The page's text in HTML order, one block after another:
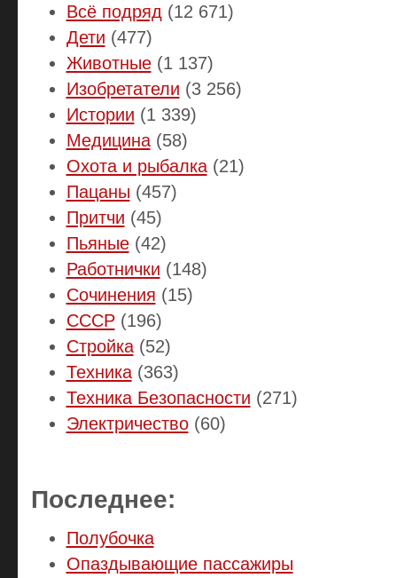
Всё подряд (12 671)
Дети (477)
Животные(1 137)
Изобретатели (3 256)
Истории (1 339)
Медицина(58)
Охота и рыбалка(21)
Пацаны (457)
Притчи (45)
Пьяные(42)
Работнички (148)
Сочинения (15)
СССР(196)
Стройка(52)
Техника(363)
Техника Безопасности (271)
Электричество(60)
Последнее:
Полубочка
Опаздывающие пассажиры